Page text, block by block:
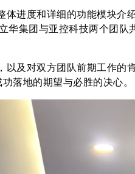
进度和详细的功能模块介
集团与亚控科技两个团队
及对双方团队前期工作的
落地的期望与必胜的决心。